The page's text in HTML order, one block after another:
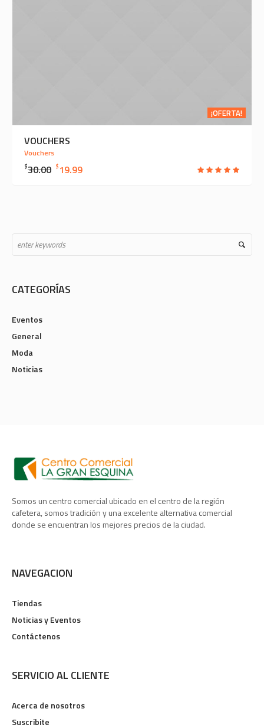
¡OFERTA!
VOUCHERS
Vouchers
$30.00 ORIGINAL
$ 19.99CURRENT
CATEGORÍAS
Eventos
General
Moda
Noticias
Somos un centro comercial ubicado en el centro de la región
cafetera, somos tradición y una excelente alternativa comercial
donde se encuentran los mejores precios de la ciudad.
NAVEGACION
Tiendas
Noticias y Eventos
Contáctenos
SERVICIO AL CLIENTE
Acerca de nosotros
Suscribite